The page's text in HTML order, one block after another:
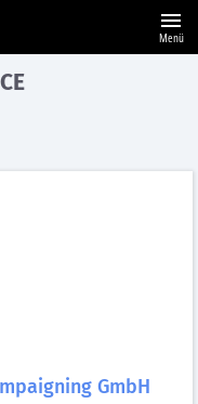
menu
Menü
GmbH